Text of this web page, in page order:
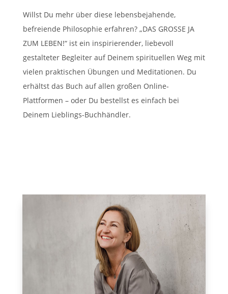
Willst Du mehr über diese lebensbejahende,
befreiende Philosophie erfahren? „DAS GROSSE JA
ZUM LEBEN!“ ist ein inspirierender, liebevoll
gestalteter Begleiter auf Deinem spirituellen Weg mit
vielen praktischen Übungen und Meditationen. Du
erhältst das Buch auf allen großen Online-
Plattformen – oder Du bestellst es einfach bei
Deinem Lieblings-Buchhändler.